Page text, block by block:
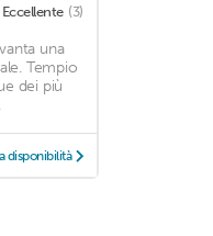
Eccellente (3)
una
Tempio
dei più
disponibilità